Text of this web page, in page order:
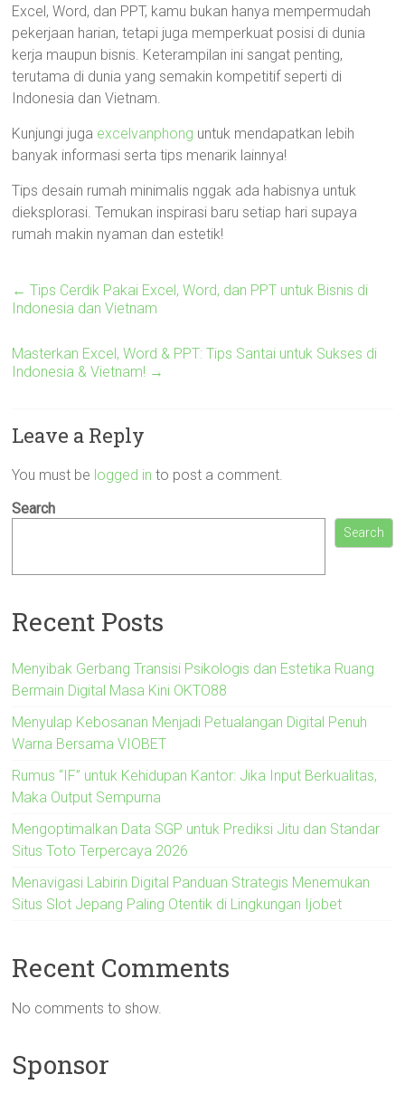
Excel, Word, dan PPT, kamu bukan hanya mempermudah
pekerjaan harian, tetapi juga memperkuat posisi di dunia
kerja maupun bisnis. Keterampilan ini sangat penting,
terutama di dunia yang semakin kompetitif seperti di
Indonesia dan Vietnam.
Kunjungi juga excelvanphong untuk mendapatkan lebih
banyak informasi serta tips menarik lainnya!
Tips desain rumah minimalis nggak ada habisnya untuk
dieksplorasi. Temukan inspirasi baru setiap hari supaya
rumah makin nyaman dan estetik!
← Tips Cerdik Pakai Excel, Word, dan PPT untuk Bisnis di
Indonesia dan Vietnam
Masterkan Excel, Word & PPT: Tips Santai untuk Sukses di
Indonesia & Vietnam! →
Leave a Reply
You must be logged in to post a comment.
Search
Search
Recent Posts
Menyibak Gerbang Transisi Psikologis dan Estetika Ruang
Bermain Digital Masa Kini OKTO88
Menyulap Kebosanan Menjadi Petualangan Digital Penuh
Warna Bersama VIOBET
Rumus “IF” untuk Kehidupan Kantor: Jika Input Berkualitas,
Maka Output Sempurna
Mengoptimalkan Data SGP untuk Prediksi Jitu dan Standar
Situs Toto Terpercaya 2026
Menavigasi Labirin Digital Panduan Strategis Menemukan
Situs Slot Jepang Paling Otentik di Lingkungan Ijobet
Recent Comments
No comments to show.
Sponsor